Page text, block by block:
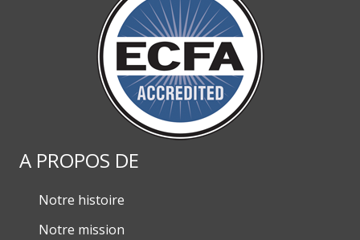
A PROPOS DE
Notre histoire
Notre mission